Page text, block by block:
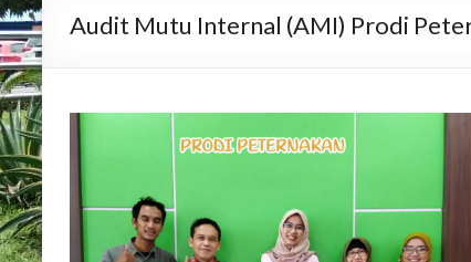
Audit Mutu Internal (AMI) Prodi